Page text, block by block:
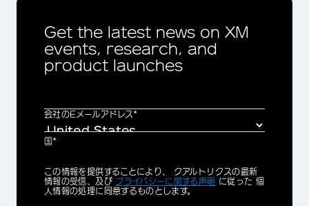
Get the latest news on XM
events, research, and
product launches
会社のEメールアドレス*
国*
Privacy
Optin
この情報を提供することにより、 クアルトリクスの最新
情報の受信、及び プライバシーに関する声明 に従った 個
人情報の処理に同意するものとします。